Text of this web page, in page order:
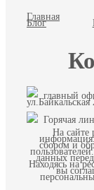
Главная
Блог
главный
Горячая
На сайте
сбором и
данных
Находясь на
вы